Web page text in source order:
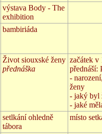
výstava Body - The
exhibition
bambiriáda
Život siouxské ženy
přednáška
začátek v
přednáší:
-
ženy
- jaký byl
- jaké
setlkání ohledně
tábora
místo